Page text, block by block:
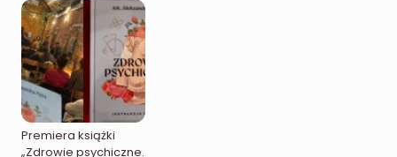
Premiera książki
„Zdrowie psychiczne.